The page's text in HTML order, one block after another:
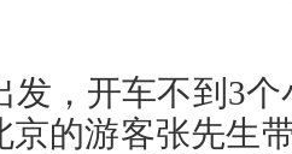
发，开车不到3
京的游客张先生